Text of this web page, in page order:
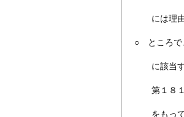
には理由
○ ところで
に該当す
第１８１
をもって